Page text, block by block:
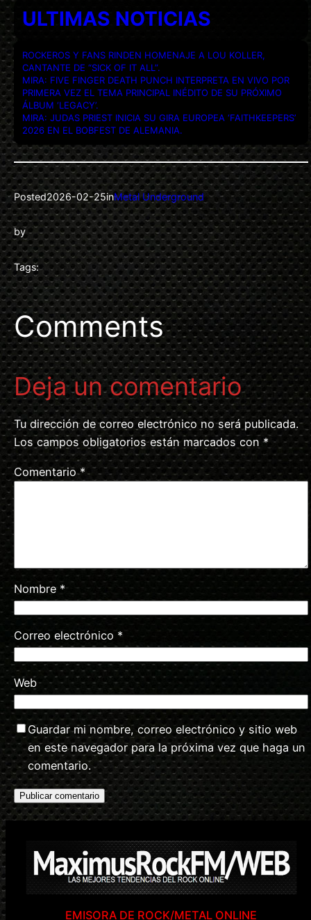
ULTIMAS NOTICIAS
ROCKEROS Y FANS RINDEN HOMENAJE A LOU KOLLER,
CANTANTE DE “SICK OF IT ALL”.
MIRA: FIVE FINGER DEATH PUNCH INTERPRETA EN VIVO POR
PRIMERA VEZ EL TEMA PRINCIPAL INÉDITO DE SU PRÓXIMO
ÁLBUM ‘LEGACY’.
MIRA: JUDAS PRIEST INICIA SU GIRA EUROPEA ‘FAITHKEEPERS’
2026 EN EL BOBFEST DE ALEMANIA.
Posted2026-02-25inMetal Underground
by
Tags:
Comments
Deja un comentario
Tu dirección de correo electrónico no será publicada.
Los campos obligatorios están marcados con*
Comentario*
Nombre *
Correo electrónico *
Web
Guardar mi nombre, correo electrónico y sitio web
en este navegador para la próxima vez que haga un
comentario.
EMISORA DE ROCK/METAL ONLINE